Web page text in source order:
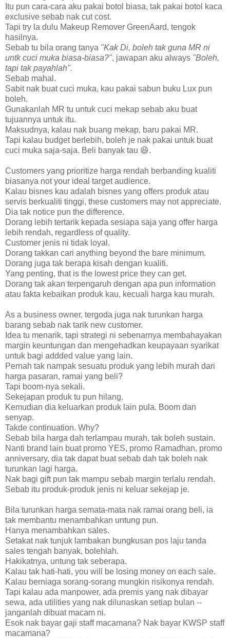
Itu pun cara-cara aku pakai botol biasa, tak pakai botol kaca
exclusive sebab nak cut cost.
Tapi try la dulu Makeup Remover GreenAard, tengok
hasilnya.
Sebab tu bila orang tanya "Kak Di, boleh tak guna MR ni
untk cuci muka biasa-biasa?", jawapan aku always "Boleh,
tapi tak payahlah".
Sebab mahal.
Sabit nak buat cuci muka, kau pakai sabun buku Lux pun
boleh.
Gunakanlah MR tu untuk cuci mekap sebab aku buat
tujuannya untuk itu.
Maksudnya, kalau nak buang mekap, baru pakai MR.
Tapi kalau budget berlebih, boleh je nak pakai untuk buat
cuci muka saja-saja. Beli banyak tau 😆.
Customers yang prioritize harga rendah berbanding kualiti
biasanya not your ideal target audience.
Kalau bisnes kau adalah bisnes yang offers produk atau
servis berkualiti tinggi, these customers may not appreciate.
Dia tak notice pun the difference.
Dorang lebih tertarik kepada sesiapa saja yang offer harga
lebih rendah, regardless of quality.
Customer jenis ni tidak loyal.
Dorang takkan cari anything beyond the bare minimum.
Dorang juga tak berapa kisah dengan kualiti.
Yang penting, that is the lowest price they can get.
Dorang tak akan terpengaruh dengan apa pun information
atau fakta kebaikan produk kau, kecuali harga kau murah.
As a business owner, tergoda juga nak turunkan harga
barang sebab nak tarik new customer.
Idea tu menarik, tapi strategi ni sebenarnya membahayakan
margin keuntungan dan mengehadkan keupayaan syarikat
untuk bagi addded value yang lain.
Pernah tak nampak sesuatu produk yang lebih murah dari
harga pasaran, ramai yang beli?
Tapi boom-nya sekali.
Sekejapan produk tu pun hilang.
Kemudian dia keluarkan produk lain pula. Boom dan
senyap.
Takde continuation. Why?
Sebab bila harga dah terlampau murah, tak boleh sustain.
Nanti brand lain buat promo YES, promo Ramadhan, promo
anniversary, dia tak dapat buat sebab dah tak boleh nak
turunkan lagi harga.
Nak bagi gift pun tak mampu sebab margin terlalu rendah.
Sebab itu produk-produk jenis ni keluar sekejap je.
Bila turunkan harga semata-mata nak ramai orang beli, ia
tak membantu menambahkan untung pun.
Hanya menambahkan sales.
Setakat nak tunjuk lambakan bungkusan pos laju tanda
sales tengah banyak, bolehlah.
Hakikatnya, untung tak seberapa.
Kalau tak hati-hati, you will be losing money on each sale.
Kalau berniaga sorang-sorang mungkin risikonya rendah.
Tapi kalau ada manpower, ada premis yang nak dibayar
sewa, ada utilities yang nak dilunaskan setiap bulan --
janganlah dibuat macam ni.
Esok nak bayar gaji staff macamana? Nak bayar KWSP staff
macamana?